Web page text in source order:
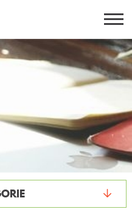
PL EN
Z JEZUSEM?
OTWARTE